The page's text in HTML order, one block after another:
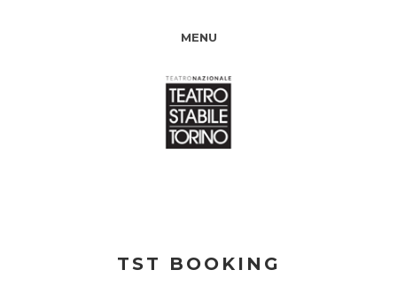
MENU
TST BOOKING